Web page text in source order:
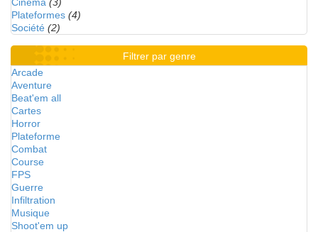
Plateformes (4)
Société (2)
Filtrer par genre
Arcade
Aventure
Beat'em all
Cartes
Horror
Plateforme
Combat
Course
FPS
Guerre
Infiltration
Musique
Shoot'em up